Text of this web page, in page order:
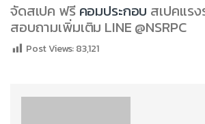
จัดสเปค ฟรี คอมประกอบ สเปคแรง
สอบถามเพิ่มเติม LINE @NSRPC
Post Views:83,121